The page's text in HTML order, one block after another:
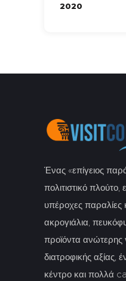
2020
Ένας «επίγειος
πολιτιστικό
υπέροχες παραλίες
ακρογιάλια,
προϊόντα ανώτερης
διατροφικής αξίας,
κέντρο και πολλά